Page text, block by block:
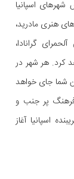
اسپانیا
هنری مادرید،
گرانادا،
کرد. هر شهر در
شما جای خواهد
پر جنب و
اسپانیا آغاز